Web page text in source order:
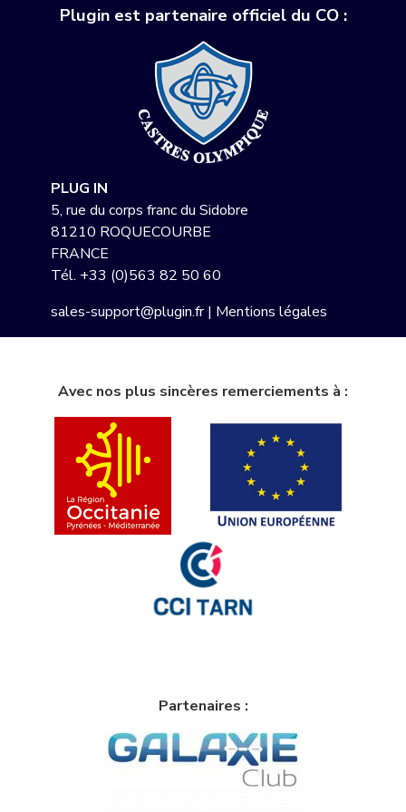
Plugin est partenaire officiel du CO :
PLUG IN
5, rue du corps franc du Sidobre
81210 ROQUECOURBE
FRANCE
Tél. +33 (0)563 82 50 60
sales-support@plugin.fr| Mentions légales
Avec nos plus sincères remerciements à :
Partenaires :